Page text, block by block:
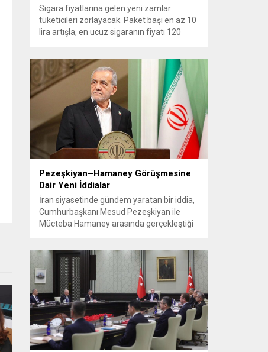
Sigara fiyatlarına gelen yeni zamlar
tüketicileri zorlayacak. Paket başı en az 10
lira artışla, en ucuz sigaranın fiyatı 120
Geçmişte Türkiye’de tütün politikalarını
şekillendiren düzenlemeler arasında
2008’de kapalı alanlarda sigara yasağı,
2013’te araç içi yasak ve 2019’da düz
paket uygulamasına geçiş sayılabilir....
Pezeşkiyan–Hamaney Görüşmesine
Dair Yeni İddialar
İran siyasetinde gündem yaratan bir iddia,
Cumhurbaşkanı Mesud Pezeşkiyan ile
Mücteba Hamaney arasında gerçekleştiği
buluşmanın uzun diplomatik çabalar
sonucu ve olağan protokollerin dışında
yapıldığını ileri sürdü. Habere göre görüşme
için uzun süre izin beklenmiş; izin
verildikten sonra da etkinliğin resmi...